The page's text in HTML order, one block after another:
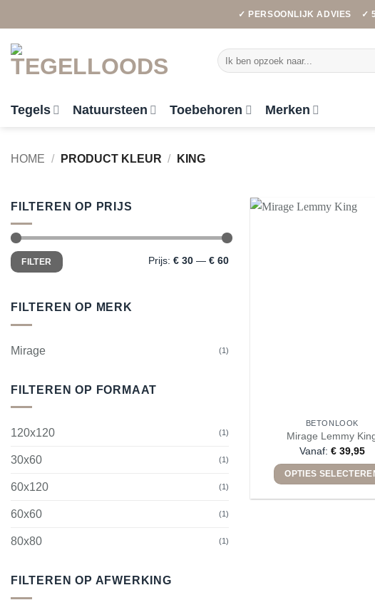
naar
inhoud
✓ PERSOONLIJK ADVIES ✓
Zoeken
naar:
Tegels Natuursteen Toebehoren Merken
HOME / PRODUCT KLEUR / KING
FILTEREN OP PRIJS
Min.
prijs
Max.
prijsFILTER Prijs: € 30 — € 60
FILTEREN OP MERK
Mirage (1)
FILTEREN OP FORMAAT
120x120 (1)
30x60 (1)
60x120 (1)
60x60 (1)
80x80 (1)
FILTEREN OP AFWERKING
BETONLOOK
Mirage Lemmy
Vanaf: €39,95
OPTIES